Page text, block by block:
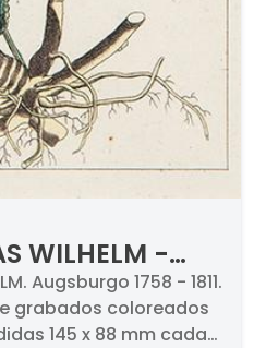
WILHELM -
Augsburgo 1758 - 1811.
grabados coloreados
145 x 88 mm cada